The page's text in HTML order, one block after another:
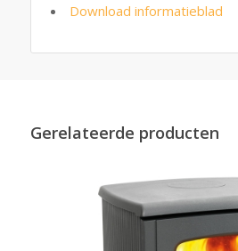
Download informatieblad
Gerelateerde producten